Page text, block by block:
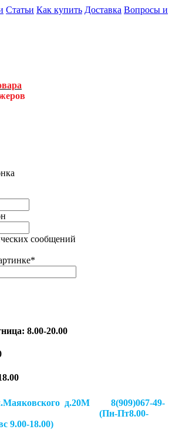
Статьи Как купить Доставка Вопросы и
сообщений
*
8.00-20.00
д.20М 8(909)067-49-
Пт8.00-
9.00-18.00)